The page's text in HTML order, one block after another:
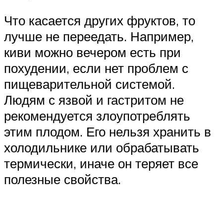
Что касается других фруктов, то
лучше не переедать. Например,
киви можно вечером есть при
похудении, если нет проблем с
пищеварительной системой.
Людям с язвой и гастритом не
рекомендуется злоупотреблять
этим плодом. Его нельзя хранить в
холодильнике или обрабатывать
термически, иначе он теряет все
полезные свойства.